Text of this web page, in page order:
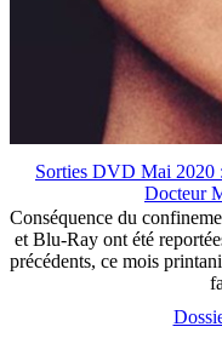
Sorties DVD Mai 2020
Docteur
Conséquence du
et Blu-Ray ont été
précédents, ce mois